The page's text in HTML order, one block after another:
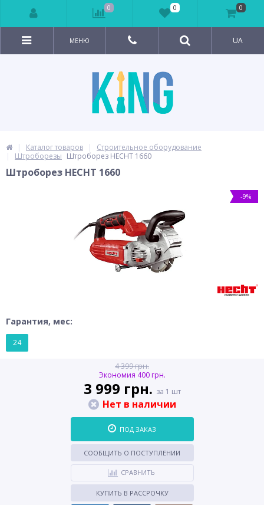
МЕНЮ UA
Каталог товаров
Строительное оборудование
Штроборезы Штроборез HECHT 1660
Штроборез HECHT 1660
-9%
Гарантия, мес:
24
4 399 грн.
Экономия 400 грн.
3 999 грн. за 1 шт
Нет в наличии
ПОД ЗАКАЗ
СООБЩИТЬ О ПОСТУПЛЕНИИ
СРАВНИТЬ
КУПИТЬ В РАССРОЧКУ
0 0 0